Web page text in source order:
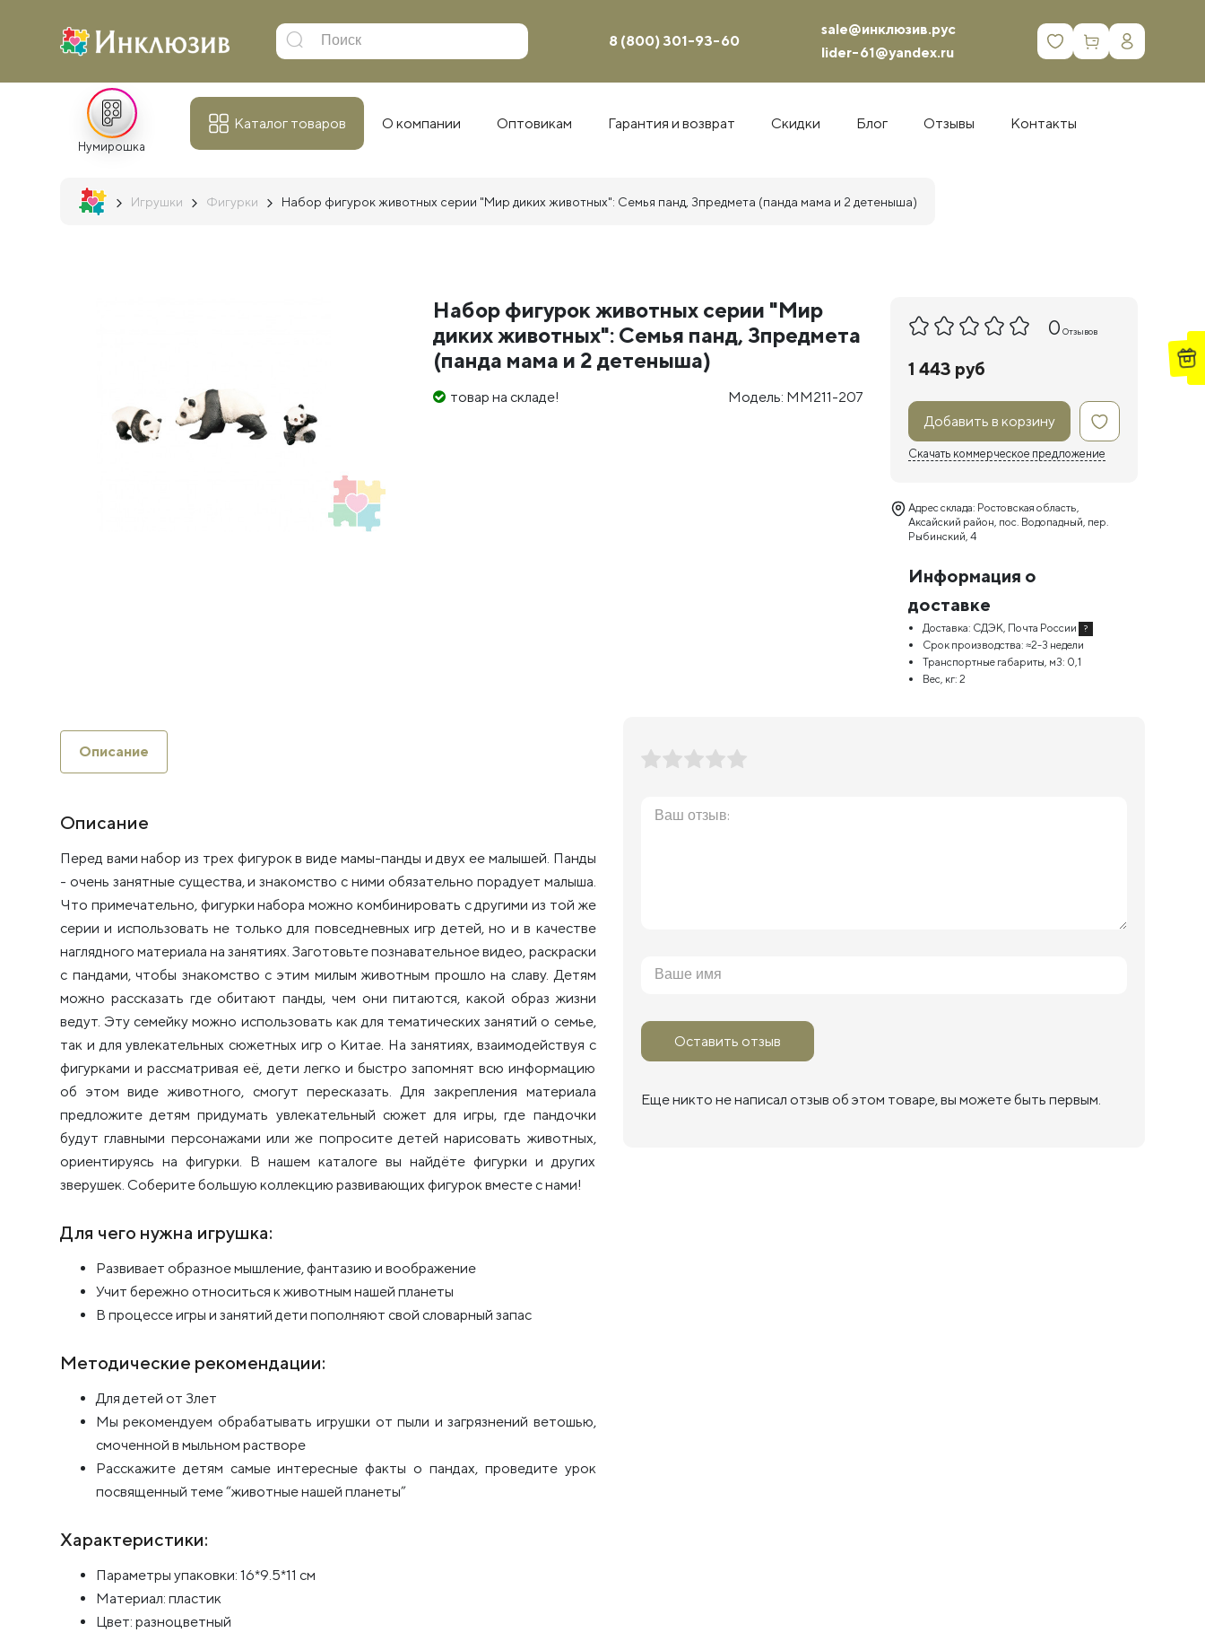
8 (800) 301-93-60
sale@инклюзив.рус
lider-61@yandex.ru
0
Нумирошка
Каталог товаров О компании Оптовикам Гарантия и возврат Скидки Блог Отзывы Контакты
Игрушки Фигурки Набор фигурок животных серии "Мир диких животных": Семья панд, 3предмета (панда мама и 2 детеныша)
Набор фигурок животных серии "Мир
диких животных": Семья панд, 3предмета
(панда мама и 2 детеныша)
товар на складе! Модель: MM211-207
0 Отзывов
1 443 руб
Добавить в корзину
Скачать коммерческое предложение
Адрес склада: Ростовская область,
Аксайский район, пос. Водопадный, пер.
Рыбинский, 4
Информация о
доставке
Доставка: СДЭК, Почта России ?
Срок производства: ≈2-3 недели
Транспортные габариты, м3: 0,1
Вес, кг: 2
Описание
Описание
Перед вами набор из трех фигурок в виде мамы-панды и двух ее малышей. Панды
- очень занятные существа, и знакомство с ними обязательно порадует малыша.
Что примечательно, фигурки набора можно комбинировать с другими из той же
серии и использовать не только для повседневных игр детей, но и в качестве
наглядного материала на занятиях. Заготовьте познавательное видео, раскраски
с пандами, чтобы знакомство с этим милым животным прошло на славу. Детям
можно рассказать где обитают панды, чем они питаются, какой образ жизни
ведут. Эту семейку можно использовать как для тематических занятий о семье,
так и для увлекательных сюжетных игр о Китае. На занятиях, взаимодействуя с
фигурками и рассматривая её, дети легко и быстро запомнят всю информацию
об этом виде животного, смогут пересказать. Для закрепления материала
предложите детям придумать увлекательный сюжет для игры, где пандочки
будут главными персонажами или же попросите детей нарисовать животных,
ориентируясь на фигурки. В нашем каталоге вы найдёте фигурки и других
зверушек. Соберите большую коллекцию развивающих фигурок вместе с нами!
Для чего нужна игрушка:
Развивает образное мышление, фантазию и воображение
Учит бережно относиться к животным нашей планеты
В процессе игры и занятий дети пополняют свой словарный запас
Методические рекомендации:
Для детей от 3лет
Мы рекомендуем обрабатывать игрушки от пыли и загрязнений ветошью,
смоченной в мыльном растворе
Расскажите детям самые интересные факты о пандах, проведите урок
посвященный теме “животные нашей планеты”
Характеристики:
Параметры упаковки: 16*9.5*11 см
Материал: пластик
Цвет: разноцветный
Оставить отзыв
Еще никто не написал отзыв об этом товаре, вы можете быть первым.